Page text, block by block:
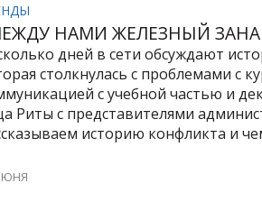
НАМИ ЖЕЛЕЗНЫЙ
дней в сети обсуждают
столкнулась с проблемами с
с учебной частью и
Риты с представителями
историю конфликта и